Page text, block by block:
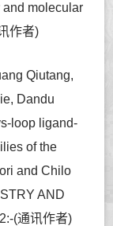
and molecular
作者)
Qiutang,
Dandu
loop ligand-
of the
and Chilo
AND
(通讯作者)